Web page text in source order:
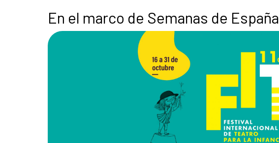
En el marco de Semanas de España